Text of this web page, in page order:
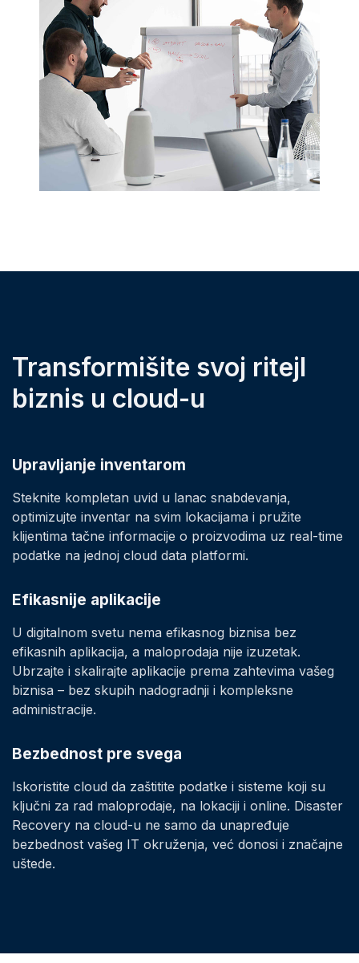
Transformišite svoj ritejl
biznis u cloud-u
Upravljanje inventarom
Steknite kompletan uvid u lanac snabdevanja,
optimizujte inventar na svim lokacijama i pružite
klijentima tačne informacije o proizvodima uz real-time
podatke na jednoj cloud data platformi.
Efikasnije aplikacije
U digitalnom svetu nema efikasnog biznisa bez
efikasnih aplikacija, a maloprodaja nije izuzetak.
Ubrzajte i skalirajte aplikacije prema zahtevima vašeg
biznisa – bez skupih nadogradnji i kompleksne
administracije.
Bezbednost pre svega
Iskoristite cloud da zaštitite podatke i sisteme koji su
ključni za rad maloprodaje, na lokaciji i online. Disaster
Recovery na cloud-u ne samo da unapređuje
bezbednost vašeg IT okruženja, već donosi i značajne
uštede.